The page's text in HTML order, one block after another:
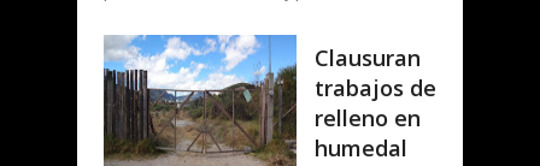
Clausuran
trabajos de
relleno en
humedal